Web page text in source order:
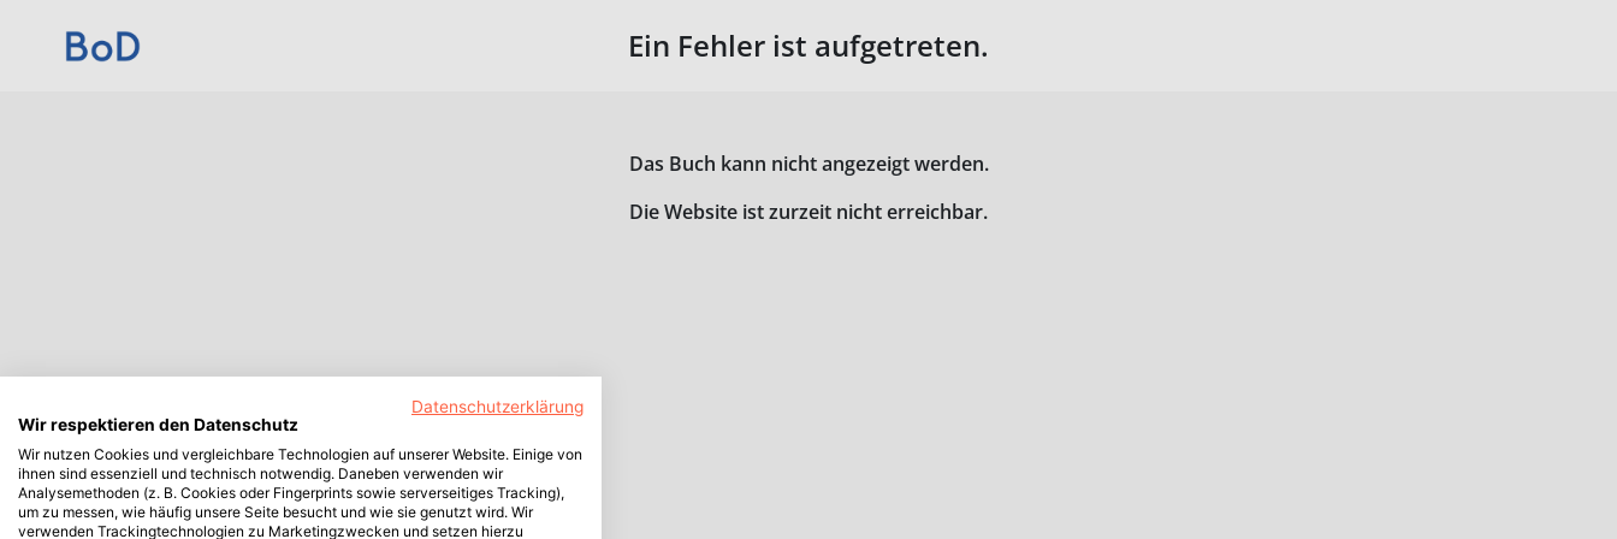
Ein Fehler ist aufgetreten.
Das Buch kann nicht angezeigt werden.
Die Website ist zurzeit nicht erreichbar.
Datenschutzerklärung
Wir respektieren den Datenschutz
Wir nutzen Cookies und vergleichbare Technologien auf unserer Website. Einige von
ihnen sind essenziell und technisch notwendig. Daneben verwenden wir
Analysemethoden (z. B. Cookies oder Fingerprints sowie serverseitiges Tracking),
um zu messen, wie häufig unsere Seite besucht und wie sie genutzt wird. Wir
verwenden Trackingtechnologien zu Marketingzwecken und setzen hierzu